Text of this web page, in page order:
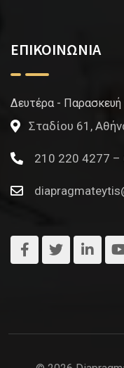
ΕΠΙΚΟΙΝΩΝΙΑ
Δευτέρα - Παρασκευή
Σταδίου 61,
210 220 4277